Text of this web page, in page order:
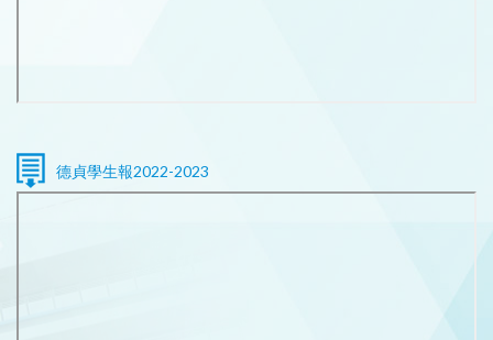
德貞學生報2022-2023